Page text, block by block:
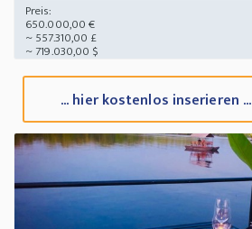
Preis:
650.000,00 €
~ 557.310,00 £
~ 719.030,00 $
... hier kostenlos inserieren ...